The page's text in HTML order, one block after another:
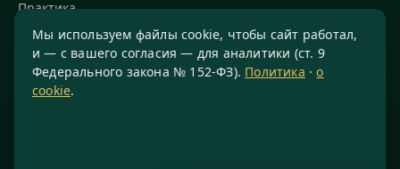
Практика
Блог
Команда
Благодарности
Мы используем файлы cookie, чтобы сайт работал,
и — с вашего согласия — для аналитики (ст. 9
Федерального закона № 152-ФЗ). Политика ·о
cookie.